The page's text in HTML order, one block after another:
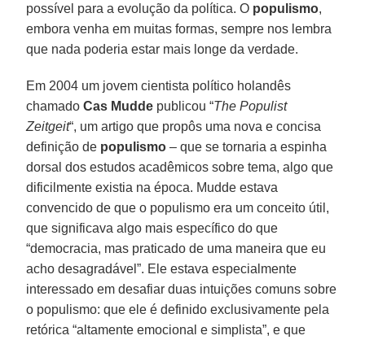
possível para a evolução da política. O populismo,
embora venha em muitas formas, sempre nos lembra
que nada poderia estar mais longe da verdade.
Em 2004 um jovem cientista político holandês
chamadoCas Mudde publicou “The Populist
Zeitgeit“, um artigo que propôs uma nova e concisa
definição de populismo – que se tornaria a espinha
dorsal dos estudos acadêmicos sobre tema, algo que
dificilmente existia na época. Mudde estava
convencido de que o populismo era um conceito útil,
que significava algo mais específico do que
“democracia, mas praticado de uma maneira que eu
acho desagradável”. Ele estava especialmente
interessado em desafiar duas intuições comuns sobre
o populismo: que ele é definido exclusivamente pela
retórica “altamente emocional e simplista”, e que